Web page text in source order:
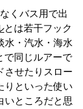
くバス用で出
とは若干フック
水・汽水・海水
で同じルアーで
させたりスロー
りといった使い
いところだと思